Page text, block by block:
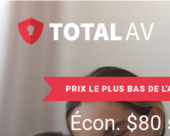
PRIX LE PLUS BAS DE
Écon.$80